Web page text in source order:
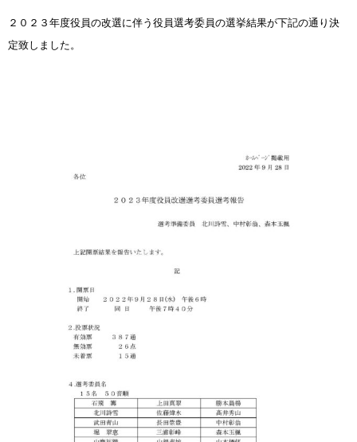
２０２３年度役員の改選に伴う役員選考委員の選挙結果が下記の通り決
定致しました。